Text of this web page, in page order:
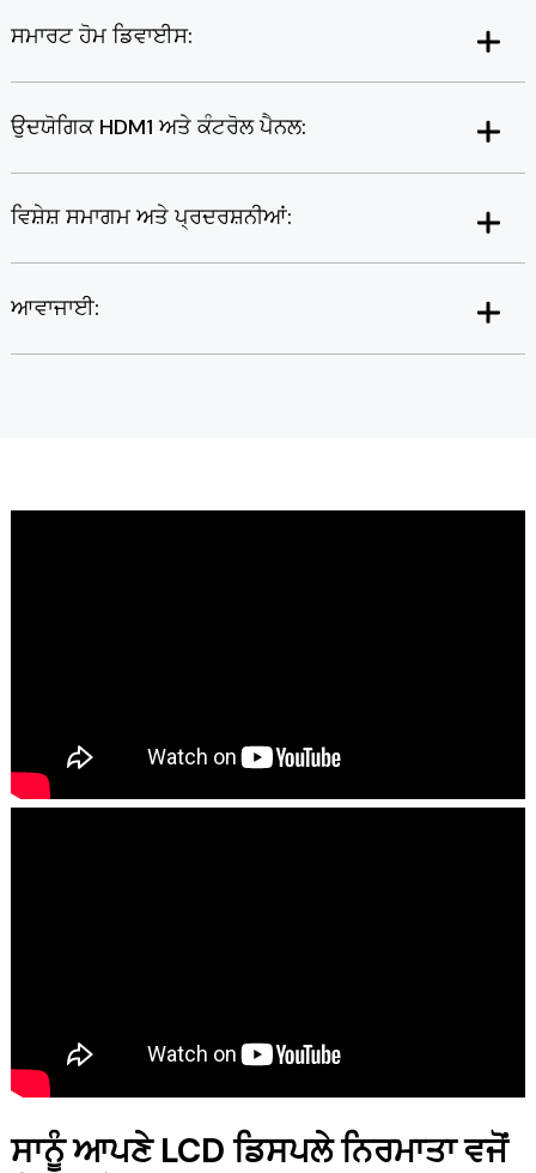
ਸਮਾਰਟ ਹੋਮ ਡਿਵਾਈਸ:
ਉਦਯੋਗਿਕ HDM1 ਅਤੇ ਕੰਟਰੋਲ ਪੈਨਲ:
ਵਿਸ਼ੇਸ਼ ਸਮਾਗਮ ਅਤੇ ਪ੍ਰਦਰਸ਼ਨੀਆਂ:
ਆਵਾਜਾਈ:
ਸਾਨੂੰ ਆਪਣੇ LCD ਡਿਸਪਲੇ ਨਿਰਮਾਤਾ ਵਜੋਂ